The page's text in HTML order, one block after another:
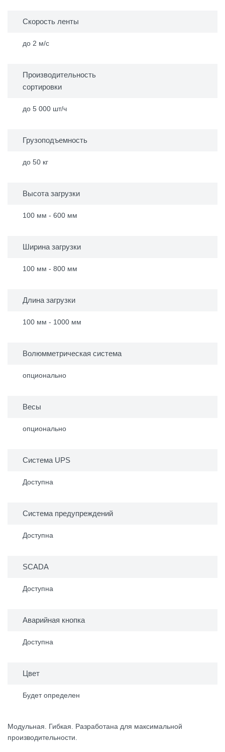
Скорость ленты
до 2 м/с
Производительность
сортировки
до 5 000 шт/ч
Грузоподъемность
до 50 кг
Высота загрузки
100 мм - 600 мм
Ширина загрузки
100 мм - 800 мм
Длина загрузки
100 мм - 1000 мм
Волюмметрическая система
опционально
Весы
опционально
Система UPS
Доступна
Система предупреждений
Доступна
SCADA
Доступна
Аварийная кнопка
Доступна
Цвет
Будет определен
Модульная. Гибкая. Разработана для максимальной
производительности.